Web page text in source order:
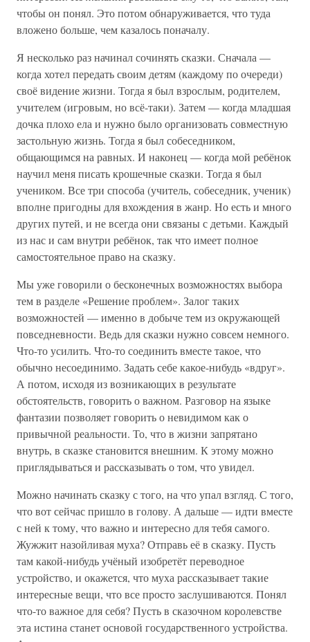
чтобы он понял. Это потом обнаруживается, что туда
вложено больше, чем казалось поначалу.
Я несколько раз начинал сочинять сказки. Сначала —
когда хотел передать своим детям (каждому по очереди)
своё видение жизни. Тогда я был взрослым, родителем,
учителем (игровым, но всё-таки). Затем — когда младшая
дочка плохо ела и нужно было организовать совместную
застольную жизнь. Тогда я был собеседником,
общающимся на равных. И наконец — когда мой ребёнок
научил меня писать крошечные сказки. Тогда я был
учеником. Все три способа (учитель, собеседник, ученик)
вполне пригодны для вхождения в жанр. Но есть и много
других путей, и не всегда они связаны с детьми. Каждый
из нас и сам внутри ребёнок, так что имеет полное
самостоятельное право на сказку.
Мы уже говорили о бесконечных возможностях выбора
тем в разделе «Решение проблем». Залог таких
возможностей — именно в добыче тем из окружающей
повседневности. Ведь для сказки нужно совсем немного.
Что-то усилить. Что-то соединить вместе такое, что
обычно несоединимо. Задать себе какое-нибудь «вдруг».
А потом, исходя из возникающих в результате
обстоятельств, говорить о важном. Разговор на языке
фантазии позволяет говорить о невидимом как о
привычной реальности. То, что в жизни запрятано
внутрь, в сказке становится внешним. К этому можно
приглядываться и рассказывать о том, что увидел.
Можно начинать сказку с того, на что упал взгляд. С того,
что вот сейчас пришло в голову. А дальше — идти вместе
с ней к тому, что важно и интересно для тебя самого.
Жужжит назойливая муха? Отправь её в сказку. Пусть
там какой-нибудь учёный изобретёт переводное
устройство, и окажется, что муха рассказывает такие
интересные вещи, что все просто заслушиваются. Понял
что-то важное для себя? Пусть в сказочном королевстве
эта истина станет основой государственного устройства.